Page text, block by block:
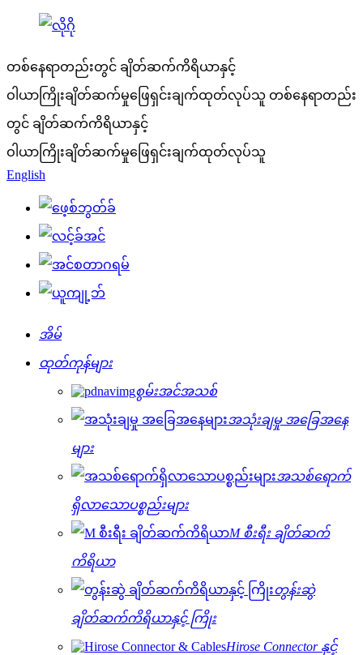
တစ်နေရာတည်းတွင် ချိတ်ဆက်ကိရိယာနှင့်
ဝါယာကြိုးချိတ်ဆက်မှုဖြေရှင်းချက်ထုတ်လုပ်သူ တစ်နေရာတည်း
တွင် ချိတ်ဆက်ကိရိယာနှင့်
ဝါယာကြိုးချိတ်ဆက်မှုဖြေရှင်းချက်ထုတ်လုပ်သူ
English
အိမ်
ထုတ်ကုန်များ
စွမ်းအင်အသစ်
အသုံးချမှု အခြေအနေ
များ
အသစ်ရောက်
ရှိလာသောပစ္စည်းများ
M စီးရီး ချိတ်ဆက်
ကိရိယာ
တွန်းဆွဲ
ချိတ်ဆက်ကိရိယာနှင့် ကြိုး
Hirose Connector နှင့်